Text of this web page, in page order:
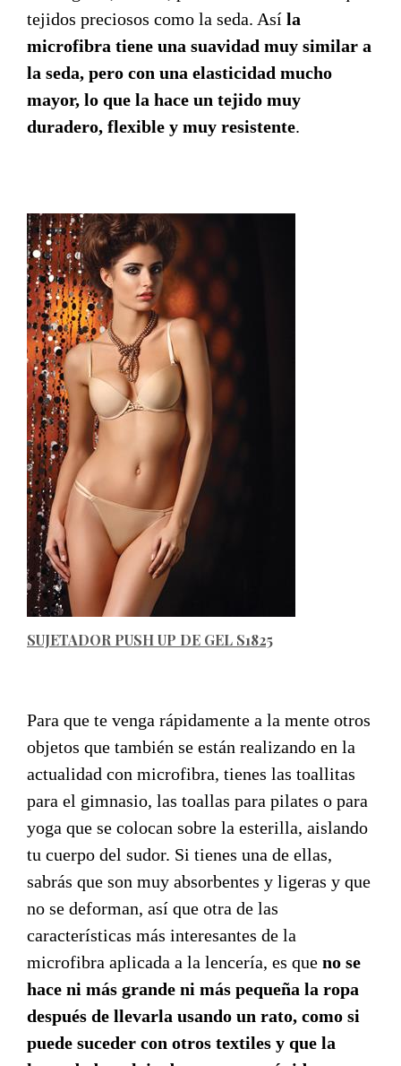
tejidos preciosos como la seda. Así la
microfibra tiene una suavidad muy similar a
la seda, pero con una elasticidad mucho
mayor, lo que la hace un tejido muy
duradero, flexible y muy resistente.
SUJETADOR PUSH UP DE GEL S1825
Para que te venga rápidamente a la mente otros
objetos que también se están realizando en la
actualidad con microfibra, tienes las toallitas
para el gimnasio, las toallas para pilates o para
yoga que se colocan sobre la esterilla, aislando
tu cuerpo del sudor. Si tienes una de ellas,
sabrás que son muy absorbentes y ligeras y que
no se deforman, así que otra de las
características más interesantes de la
microfibra aplicada a la lencería, es que no se
hace ni más grande ni más pequeña la ropa
después de llevarla usando un rato, como si
puede suceder con otros textiles y que la